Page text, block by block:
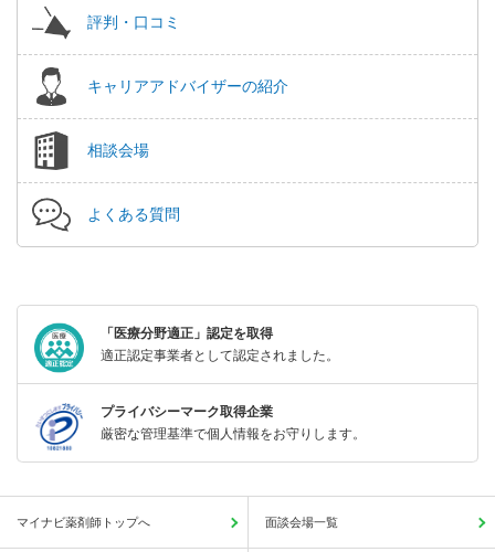
評判・口コミ
キャリアアドバイザーの紹介
相談会場
よくある質問
「医療分野適正」認定を取得
適正認定事業者として認定されました。
プライバシーマーク取得企業
厳密な管理基準で個人情報をお守りします。
マイナビ薬剤師トップへ 面談会場一覧